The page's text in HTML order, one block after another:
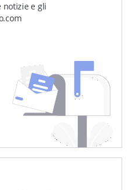
notizie e gli